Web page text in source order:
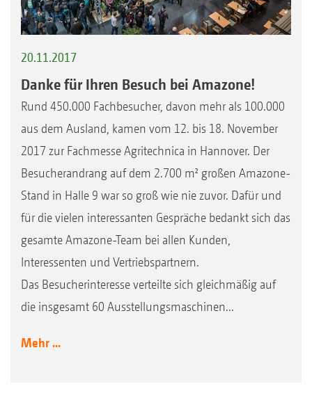
20.11.2017
Danke für Ihren Besuch bei Amazone!
Rund 450.000 Fachbesucher, davon mehr als 100.000
aus dem Ausland, kamen vom 12. bis 18. November
2017 zur Fachmesse Agritechnica in Hannover. Der
Besucherandrang auf dem 2.700 m² großen Amazone-
Stand in Halle 9 war so groß wie nie zuvor. Dafür und
für die vielen interessanten Gespräche bedankt sich das
gesamte Amazone-Team bei allen Kunden,
Interessenten und Vertriebspartnern.
Das Besucherinteresse verteilte sich gleichmäßig auf
die insgesamt 60 Ausstellungsmaschinen...
Mehr ...